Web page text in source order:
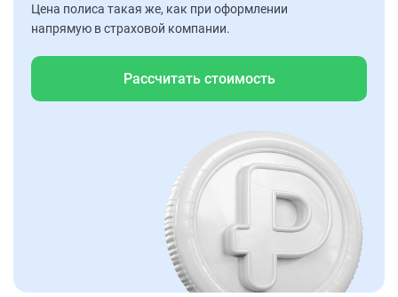
Цена полиса такая же, как при оформлении
напрямую в страховой компании.
Рассчитать стоимость